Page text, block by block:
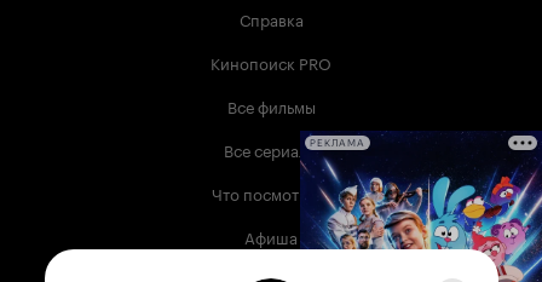
Справка
Кинопоиск PRO
Все фильмы
Все сериалы
Что посмотреть
Афиша
РЕКЛАМА